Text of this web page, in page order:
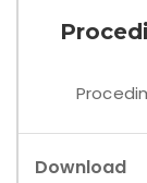
Download